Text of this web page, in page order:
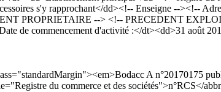
s'y rapprochant</dd><!-- Enseigne --><!--
PROPRIETAIRE --> <!-- PRECEDENT
de commencement d'activité :</dt><dd>31 août
A n°20170175
du commerce et des sociétés">n°RCS</